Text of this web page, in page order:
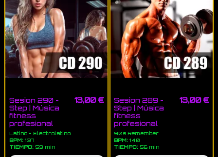
Sesion 290 -
Step | Música
fitness
profesional
Latino - Electrolatino
BPM:137
TIEMPO:59 min
13,00 €
Sesion 289 -
Step | Música
fitness
profesional
90s Remember
BPM: 140
TIEMPO: 56 min
13,00 €